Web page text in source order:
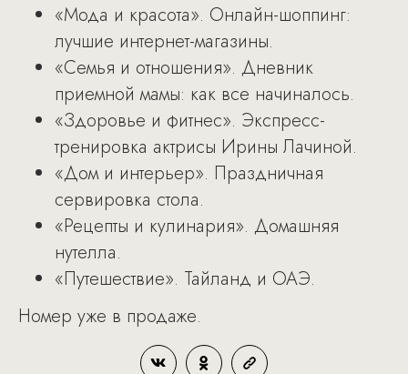
«Мода и красота». Онлайн-шоппинг:
лучшие интернет-магазины.
«Семья и отношения». Дневник
приемной мамы: как все начиналось.
«Здоровье и фитнес». Экспресс-
тренировка актрисы Ирины Лачиной.
«Дом и интерьер». Праздничная
сервировка стола.
«Рецепты и кулинария». Домашняя
нутелла.
«Путешествие». Тайланд и ОАЭ.
Номер уже в продаже.